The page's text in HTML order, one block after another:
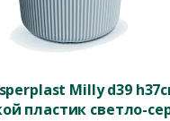
Milly d39
пластик светло-